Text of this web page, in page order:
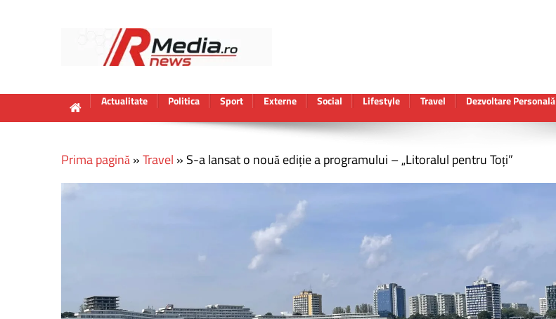
Actualitate Politica Sport Externe Social Lifestyle Travel Dezvoltare Personală
Prima pagină»Travel » S-a lansat o nouă ediție a programului – „Litoralul pentru Toți”